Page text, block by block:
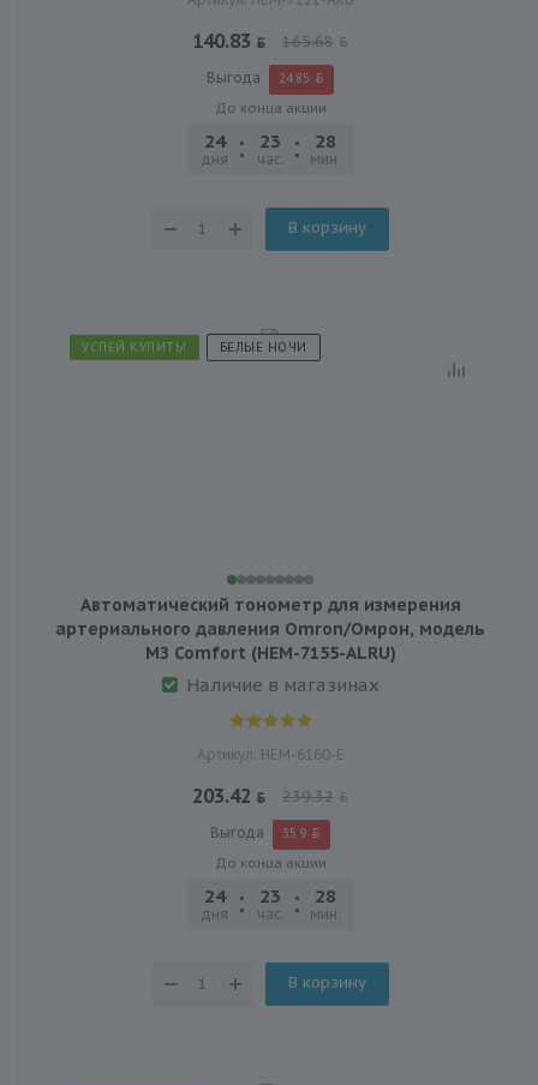
140.83 165.68
Выгода 24.85
До конца акции
24
дня
23
час.
28
мин.
В корзину
УСПЕЙ КУПИТЬ! БЕЛЫЕ НОЧИ
Автоматический тонометр для измерения
артериального давления Omron/Омрон, модель
МЗ Comfort (HEM-7155-ALRU)
Наличие в магазинах
Артикул: HEM-6160-E
203.42 239.32
Выгода 35.9
До конца акции
24
дня
23
час.
28
мин.
В корзину